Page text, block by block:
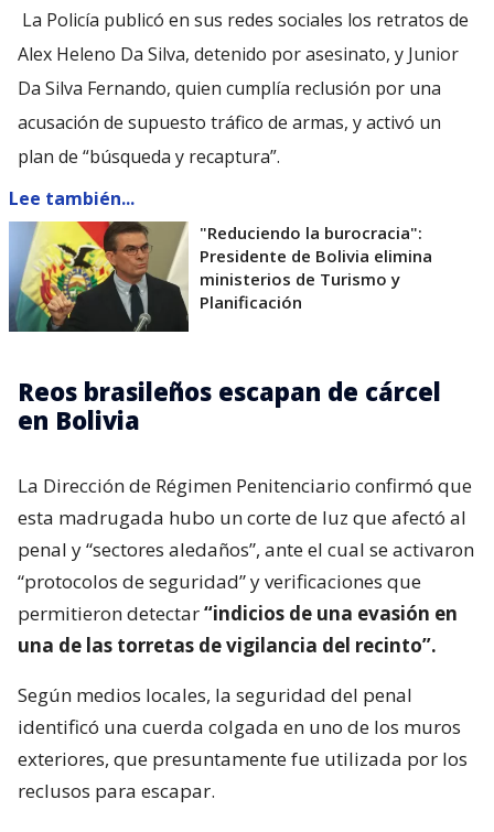
La Policía publicó en sus redes sociales los retratos de
Alex Heleno Da Silva, detenido por asesinato, y Junior
Da Silva Fernando, quien cumplía reclusión por una
acusación de supuesto tráfico de armas, y activó un
plan de “búsqueda y recaptura”.
Lee también...
"Reduciendo la burocracia":
Presidente de Bolivia elimina
ministerios de Turismo y
Planificación
Reos brasileños escapan de cárcel
en Bolivia
La Dirección de Régimen Penitenciario confirmó que
esta madrugada hubo un corte de luz que afectó al
penal y “sectores aledaños”, ante el cual se activaron
“protocolos de seguridad” y verificaciones que
permitieron detectar“indicios de una evasión en
una de las torretas de vigilancia del recinto”.
Según medios locales, la seguridad del penal
identificó una cuerda colgada en uno de los muros
exteriores, que presuntamente fue utilizada por los
reclusos para escapar.